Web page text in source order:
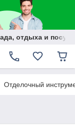
отдыха и
Отделочный